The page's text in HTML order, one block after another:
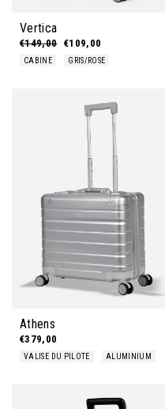
Vertica
Prix régulier
€149,00 Prix réduit
€109,00
CABINE GRIS/ROSE
Athens
€379,00
VALISE DU PILOTE ALUMINIUM